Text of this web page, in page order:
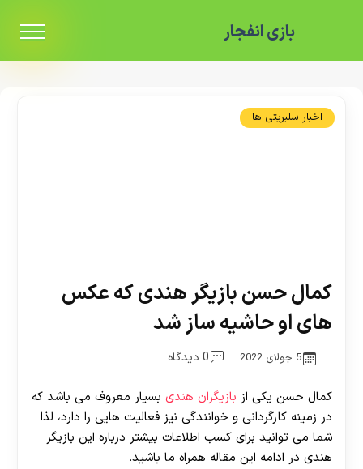
بازی انفجار
اخبار سلبریتی ها
کمال حسن بازیگر هندی که عکس
های او حاشیه ساز شد
5 جولای 2022 0 دیدگاه
کمال حسن یکی از بازیگران هندی بسیار معروف می باشد که
در زمینه کارگردانی و خوانندگی نیز فعالیت هایی را دارد، لذا
شما می توانید برای کسب اطلاعات بیشتر درباره این بازیگر
هندی در ادامه این مقاله همراه ما باشید.